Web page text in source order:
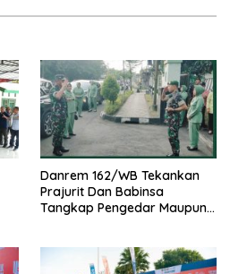
Danrem 162/WB Tekankan
Prajurit Dan Babinsa
Tangkap Pengedar Maupun